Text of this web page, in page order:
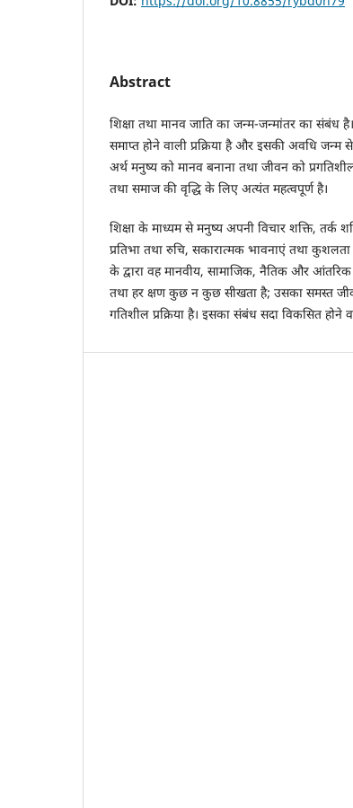
Abstract
शिक्षा तथा मानव जाति का जन्म-जन्मांतर का संबंध
समाप्त होने वाली प्रक्रिया है और इसकी अवधि जन्म
अर्थ मनुष्य को मानव बनाना तथा जीवन को
तथा समाज की वृद्धि के लिए अत्यंत महत्वपूर्ण है।
शिक्षा के माध्यम से मनुष्य अपनी विचार शक्ति, तर्क
प्रतिभा तथा रुचि, सकारात्मक भावनाएं तथा
के द्वारा वह मानवीय, सामाजिक, नैतिक और आंतरिक
तथा हर क्षण कुछ न कुछ सीखता है; उसका समस्त
गतिशील प्रक्रिया है। इसका संबंध सदा विकसित